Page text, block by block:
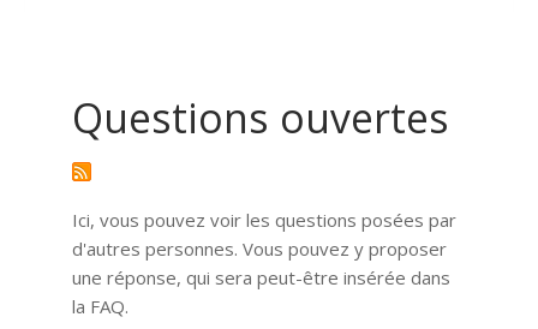
Questions ouvertes
Ici, vous pouvez voir les questions posées par
d'autres personnes. Vous pouvez y proposer
une réponse, qui sera peut-être insérée dans
la FAQ.